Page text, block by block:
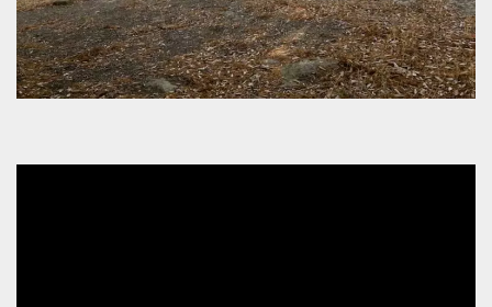
m
Stripe
m.stripe.com
1 anno 1
mese
Questo cookie
viene
generalmente
utilizzato per le
prestazioni e
l'ottimizzazione
facilitando la